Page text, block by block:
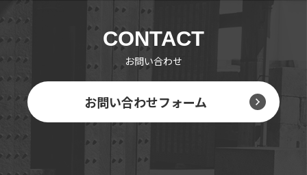
CONTACT
お問い合わせ
お問い合わせフォーム